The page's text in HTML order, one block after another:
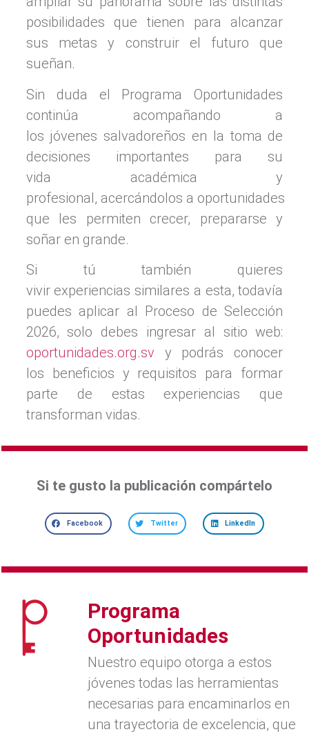
posibilidades que tienen para alcanzar
sus metas y construir el futuro que
sueñan.
Sin duda el Programa Oportunidades
continúa acompañando a
los jóvenes salvadoreños en la toma de
decisiones importantes para su
vida académica y
profesional, acercándolos a oportunidades
que les permiten crecer, prepararse y
soñar en grande.
Si tú también quieres
vivir experiencias similares a esta, todavía
puedes aplicar al Proceso de Selección
2026, solo debes ingresar al sitio web:
oportunidades.org.sv y podrás conocer
los beneficios y requisitos para formar
parte de estas experiencias que
transforman vidas.
Si te gusto la publicación compártelo
Facebook Twitter LinkedIn
Programa
Oportunidades
Nuestro equipo otorga a estos
jóvenes todas las herramientas
necesarias para encaminarlos en
una trayectoria de excelencia, que